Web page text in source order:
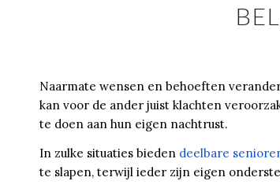
Naarmate wensen en behoeften
kan voor de ander juist klachten
te doen aan hun eigen nachtrust.
In zulke situaties bieden deelbare
te slapen, terwijl ieder zijn eigen